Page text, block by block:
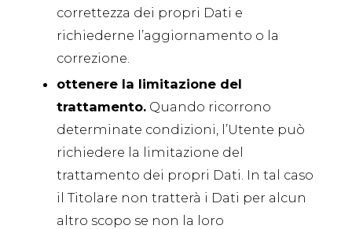
correttezza dei propri Dati e
richiederne l’aggiornamento o la
correzione.
ottenere la limitazione del
trattamento. Quando ricorrono
determinate condizioni, l’Utente può
richiedere la limitazione del
trattamento dei propri Dati. In tal caso
il Titolare non tratterà i Dati per alcun
altro scopo se non la loro